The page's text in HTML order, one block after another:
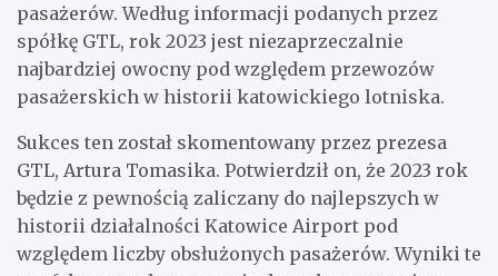
pasażerów. Według informacji podanych przez
spółkę GTL, rok 2023 jest niezaprzeczalnie
najbardziej owocny pod względem przewozów
pasażerskich w historii katowickiego lotniska.
Sukces ten został skomentowany przez prezesa
GTL, Artura Tomasika. Potwierdził on, że 2023 rok
będzie z pewnością zaliczany do najlepszych w
historii działalności Katowice Airport pod
względem liczby obsłużonych pasażerów. Wyniki te